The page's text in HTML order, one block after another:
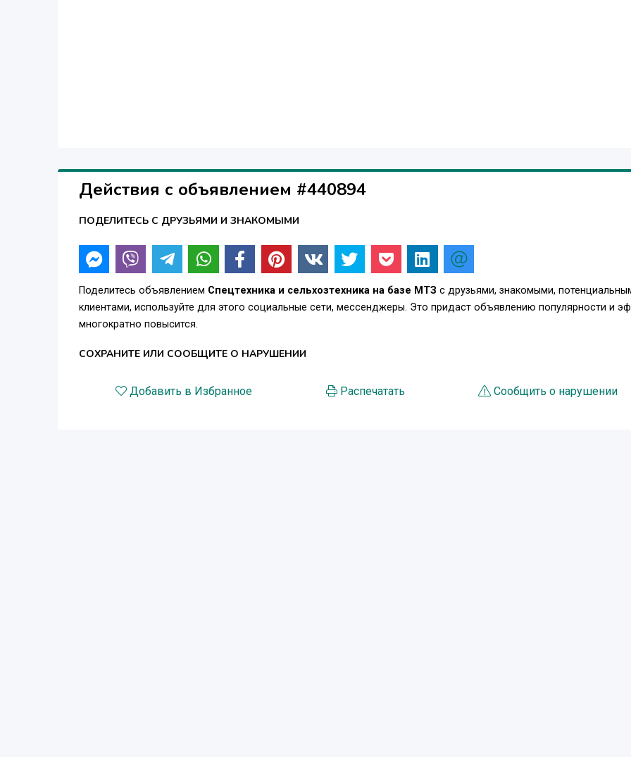
Действия с объявлением #440894
ПОДЕЛИТЕСЬ С ДРУЗЬЯМИ И ЗНАКОМЫМИ
Поделитесь объявлением Спецтехника и сельхозтехника на базе МТЗ с друзьями, знакомыми,
клиентами, используйте для этого социальные сети, мессенджеры. Это придаст объявлению популярности и
многократно повысится.
СОХРАНИТЕ ИЛИ СООБЩИТЕ О НАРУШЕНИИ
Добавить в Избранное Распечатать Сообщить о нарушении